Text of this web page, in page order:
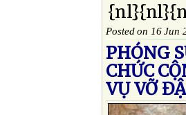
Posted on 16 Jun
PHÓNG
CHỨC
VỤ VỠ